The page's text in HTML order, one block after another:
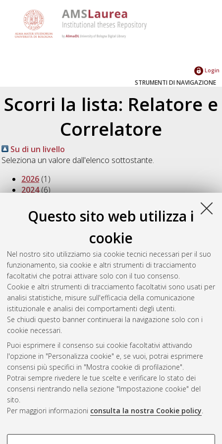
Questo sito web utilizza i
cookie
Nel nostro sito utilizziamo sia cookie tecnici necessari per il suo
funzionamento, sia cookie e altri strumenti di tracciamento
facoltativi che potrai attivare solo con il tuo consenso.
Cookie e altri strumenti di tracciamento facoltativi sono usati per
analisi statistiche, misure sull'efficacia della comunicazione
istituzionale e analisi dei comportamenti degli utenti.
Se chiudi questo banner continuerai la navigazione solo con i
cookie necessari.
Puoi esprimere il consenso sui cookie facoltativi attivando
l'opzione in "Personalizza cookie" e, se vuoi, potrai esprimere
consensi più specifici in "Mostra cookie di profilazione".
Potrai sempre rivedere le tue scelte e verificare lo stato dei
consensi rientrando nella sezione "Impostazione cookie" del
sito.
Per maggiori informazioni consulta la nostra Cookie policy.
COOKIE DI PROFILAZIONE -
Login
STRUMENTI DI NAVIGAZIONE
Scorri la lista: Relatore e
Correlatore
Su di un livello
Seleziona un valore dall'elenco sottostante.
2026 (1)
2024(6)
2021(3)
2020(1)
2017(2)
2015(2)
2014 (1)
2013(1)
2012(2)
2011(1)
Atom
Rss 1.0
Rss 2.0
AMS Laurea
Impostazioni Cookie